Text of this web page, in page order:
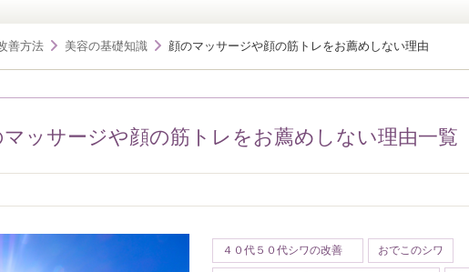
善方法 美容の基礎知識 顔のマッサージや顔の筋トレをお薦めしない理由
マッサージや顔の筋トレをお薦めしない理由一覧
４０代５０代シワの改善 おでこのシワ